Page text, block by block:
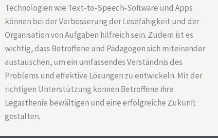
Technologien wie Text-to-Speech-Software und Apps
können bei der Verbesserung der Lesefähigkeit und der
Organisation von Aufgaben hilfreich sein. Zudem ist es
wichtig, dass Betroffene und Pädagogen sich miteinander
austauschen, um ein umfassendes Verständnis des
Problems und effektive Lösungen zu entwickeln. Mit der
richtigen Unterstützung können Betroffene ihre
Legasthenie bewältigen und eine erfolgreiche Zukunft
gestalten.